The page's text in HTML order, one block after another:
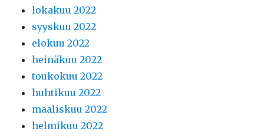
lokakuu 2022
syyskuu 2022
elokuu 2022
heinäkuu 2022
toukokuu 2022
huhtikuu 2022
maaliskuu 2022
helmikuu 2022